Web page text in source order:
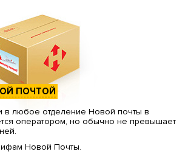
ПОЧТОЙ
в любое отделение Новой почты в
оператором, но обычно не превышает
Новой Почты.